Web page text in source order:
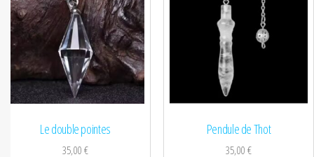
Le double pointes
35,00€
Pendule de Thot
35,00€